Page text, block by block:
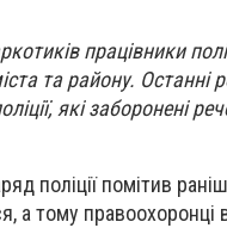
працівники
та району.
які заборонені
поліції помітив
а тому